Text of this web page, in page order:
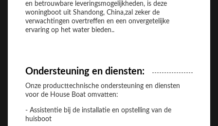
en betrouwbare leveringsmogelijkheden, is deze
woningboot uit Shandong, China,zal zeker de
verwachtingen overtreffen en een onvergetelijke
ervaring op het water bieden..
Ondersteuning en diensten:
Onze producttechnische ondersteuning en diensten
voor de House Boat omvatten:
- Assistentie bij de installatie en opstelling van de
huisboot